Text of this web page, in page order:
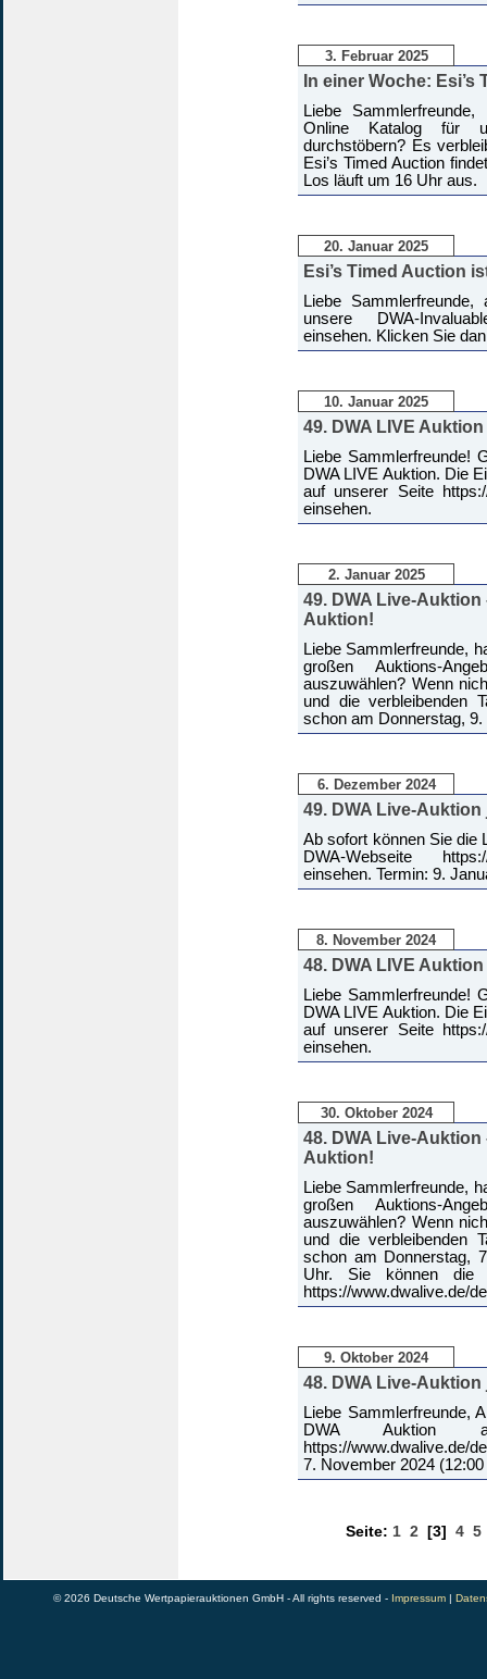
3. Februar 2025
In einer Woche: Esi’s
Liebe
Online Katalog für
durchstöbern? Es
Esi’s Timed Auction
Los läuft um 16 Uhr aus.
20. Januar 2025
Esi’s Timed Auction
Liebe
unsere DWA-
einsehen. Klicken Sie
10. Januar 2025
49. DWA LIVE
Liebe Sammlerfreunde!
DWA LIVE Auktion. Die
auf unserer Seite
einsehen.
2. Januar 2025
49. DWA Live-
Auktion!
Liebe Sammlerfreunde,
großen Auktions-
auszuwählen? Wenn
und die verbleibenden
schon am Donnerstag,
6. Dezember 2024
49. DWA Live-
Ab sofort können Sie die
DWA-Webseite https://
einsehen. Termin: 9.
8. November 2024
48. DWA LIVE
Liebe Sammlerfreunde!
DWA LIVE Auktion. Die
auf unserer Seite
einsehen.
30. Oktober 2024
48. DWA Live-
Auktion!
Liebe Sammlerfreunde,
großen Auktions-
auszuwählen? Wenn
und die verbleibenden
schon am Donnerstag,
Uhr. Sie können die
https://www.dwalive.de/
9. Oktober 2024
48. DWA Live-
Liebe Sammlerfreunde,
DWA Auktion
https://www.dwalive.de/
7. November 2024 (12:00
Seite: 1 2 [3] 4 5
© 2026 Deutsche Wertpapierauktionen GmbH - All rights reserved - Impressum|